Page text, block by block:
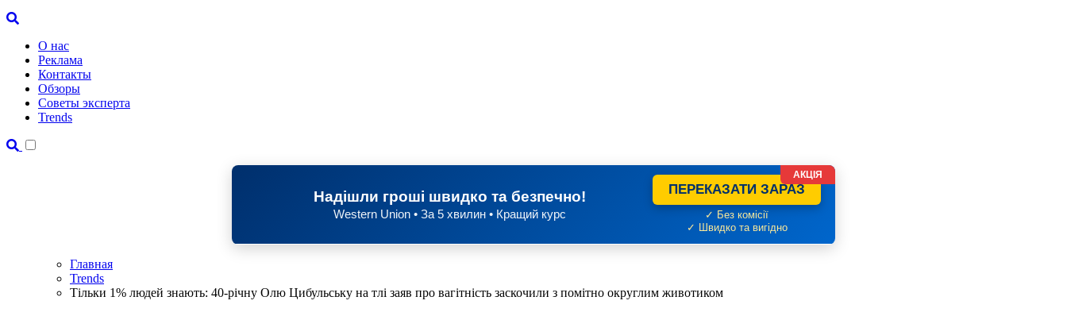
О нас
Реклама
Контакты
Обзоры
Советы эксперта
Trends
Надішли гроші швидко та безпечно!
Western Union • За 5 хвилин • Кращий курс
ПЕРЕКАЗАТИ ЗАРАЗ
✓ Без комісії
✓ Швидко та вигідно
АКЦІЯ
Главная
Trends
Тільки 1% людей знають: 40-річну Олю Цибульську на тлі заяв про вагітність заскочили з помітно округлим животиком